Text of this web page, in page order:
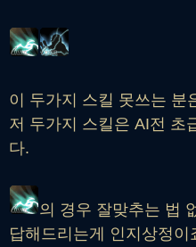
이 두가지 스킬 못쓰는 분
저 두가지 스킬은 AI전 초
다.
의 경우 잘맞추는 법
답해드리는게 인지상정이